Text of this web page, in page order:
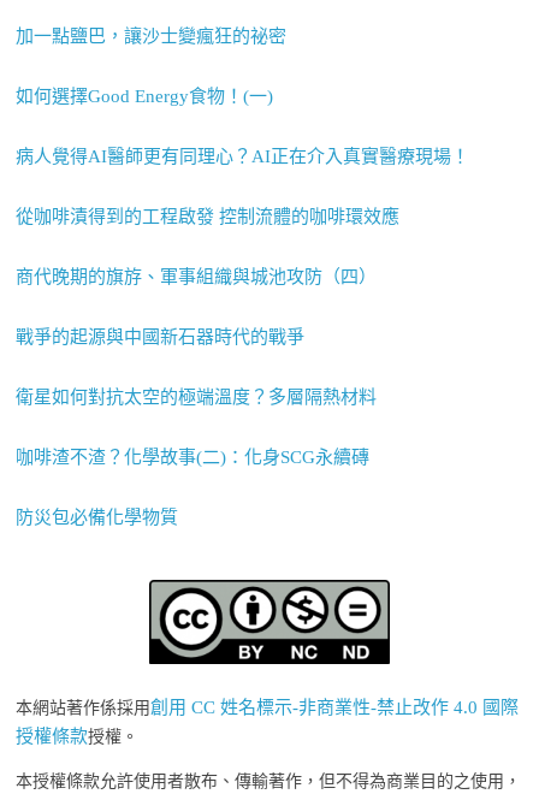
加一點鹽巴，讓沙士變瘋狂的祕密
如何選擇Good Energy食物！(一)
病人覺得AI醫師更有同理心？AI正在介入真實醫療現場！
從咖啡漬得到的工程啟發 控制流體的咖啡環效應
商代晚期的旗斿、軍事組織與城池攻防（四）
戰爭的起源與中國新石器時代的戰爭
衛星如何對抗太空的極端溫度？多層隔熱材料
咖啡渣不渣？化學故事(二)：化身SCG永續磚
防災包必備化學物質
本網站著作係採用創用 CC 姓名標示-非商業性-禁止改作 4.0 國際
授權條款授權。
本授權條款允許使用者散布、傳輸著作，但不得為商業目的之使用，